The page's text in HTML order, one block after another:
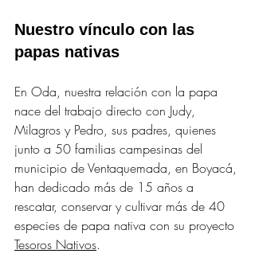
Nuestro vínculo con las
papas nativas
En Oda, nuestra relación con la papa
nace del trabajo directo con Judy,
Milagros y Pedro, sus padres, quienes
junto a 50 familias campesinas del
municipio de Ventaquemada, en Boyacá,
han dedicado más de 15 años a
rescatar, conservar y cultivar más de 40
especies de papa nativa con su proyecto
Tesoros Nativos.